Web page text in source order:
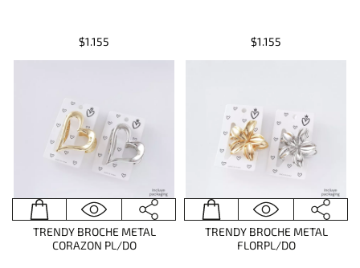
$1.155 $1.155
TRENDY BROCHE METAL
CORAZON PL/DO
TRENDY BROCHE METAL
FLORPL/DO